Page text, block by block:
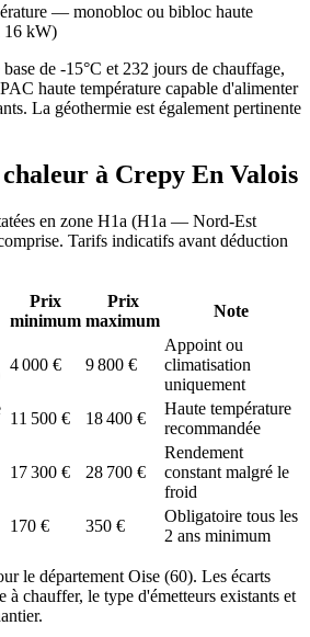
— monobloc ou bibloc haute
16 kW)
de -15°C et 232 jours de chauffage,
haute température capable d'alimenter
La géothermie est également pertinente
à Crepy En Valois
en zone H1a (H1a — Nord-Est
Tarifs indicatifs avant déduction
Prix
minimum
Prix
maximum
Note
4 000 € 9 800 €
Appoint ou
climatisation
uniquement
11 500 € 18 400 €
Haute température
recommandée
17 300 € 28 700 €
Rendement
constant malgré le
froid
170 € 350 €
Obligatoire tous les
2 ans minimum
le département Oise (60). Les écarts
à chauffer, le type d'émetteurs existants et